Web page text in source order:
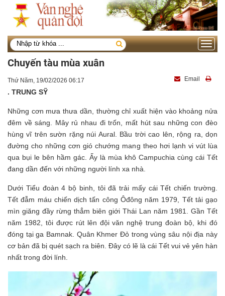
Toggle
Chuyến tàu mùa xuân
Thứ Năm, 19/02/2026 06:17 Email
. TRUNG SỸ
Những cơn mưa thưa dần, thường chỉ xuất hiện vào khoảng nửa
đêm về sáng. Mây rủ nhau đi trốn, mất hút sau những con đèo
hùng vĩ trên sườn rặng núi Aural. Bầu trời cao lên, rộng ra, dọn
đường cho những cơn gió chướng mang theo hơi lạnh vi vút lùa
qua bụi le bên hầm gác. Ấy là mùa khô Campuchia cùng cái Tết
đang dần đến với những người lính xa nhà.
Dưới Tiểu đoàn 4 bộ binh, tôi đã trải mấy cái Tết chiến trường.
Tết đẫm máu chiến dịch tấn công Ôđông năm 1979, Tết tải gạo
mìn giăng đầy rừng thẳm biên giới Thái Lan năm 1981. Gần Tết
năm 1982, tôi được rút lên đội văn nghệ trung đoàn bộ, khi đó
đóng tại ga Bamnak. Quân Khmer Đỏ trong vùng sâu nội địa này
cơ bản đã bị quét sạch ra biên. Đây có lẽ là cái Tết vui vẻ yên hàn
nhất trong đời lính.